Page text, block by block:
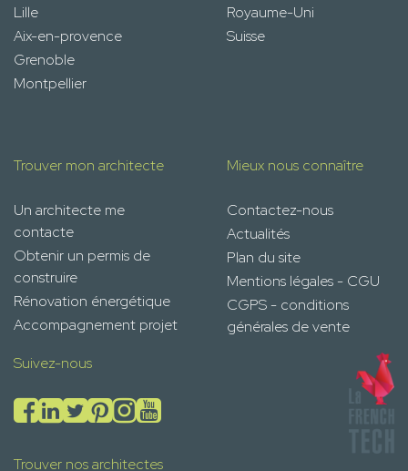
Lille
Aix-en-provence
Grenoble
Montpellier
Royaume-Uni
Suisse
Trouver mon architecte
Un architecte me
contacte
Obtenir un permis de
construire
Rénovation énergétique
Accompagnement projet
Mieux nous connaître
Contactez-nous
Actualités
Plan du site
Mentions légales - CGU
CGPS - conditions
générales de vente
Suivez-nous
Trouver nos architectes